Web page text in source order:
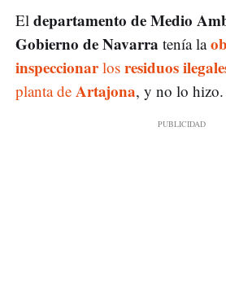
El departamento de Medio
Gobierno de Navarra tenía la
inspeccionarlos residuos
planta de Artajona, y no lo hizo.